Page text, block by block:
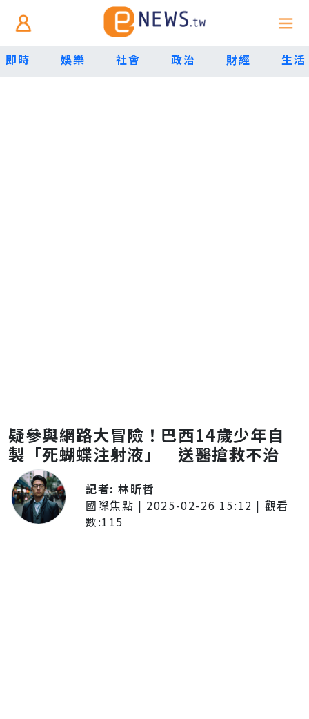
即時 娛樂 社會 政治 財經 生活
疑參與網路大冒險！巴西14歲少年自
製「死蝴蝶注射液」 送醫搶救不治
記者:林昕哲
國際焦點 | 2025-02-26 15:12 | 觀看
數:115